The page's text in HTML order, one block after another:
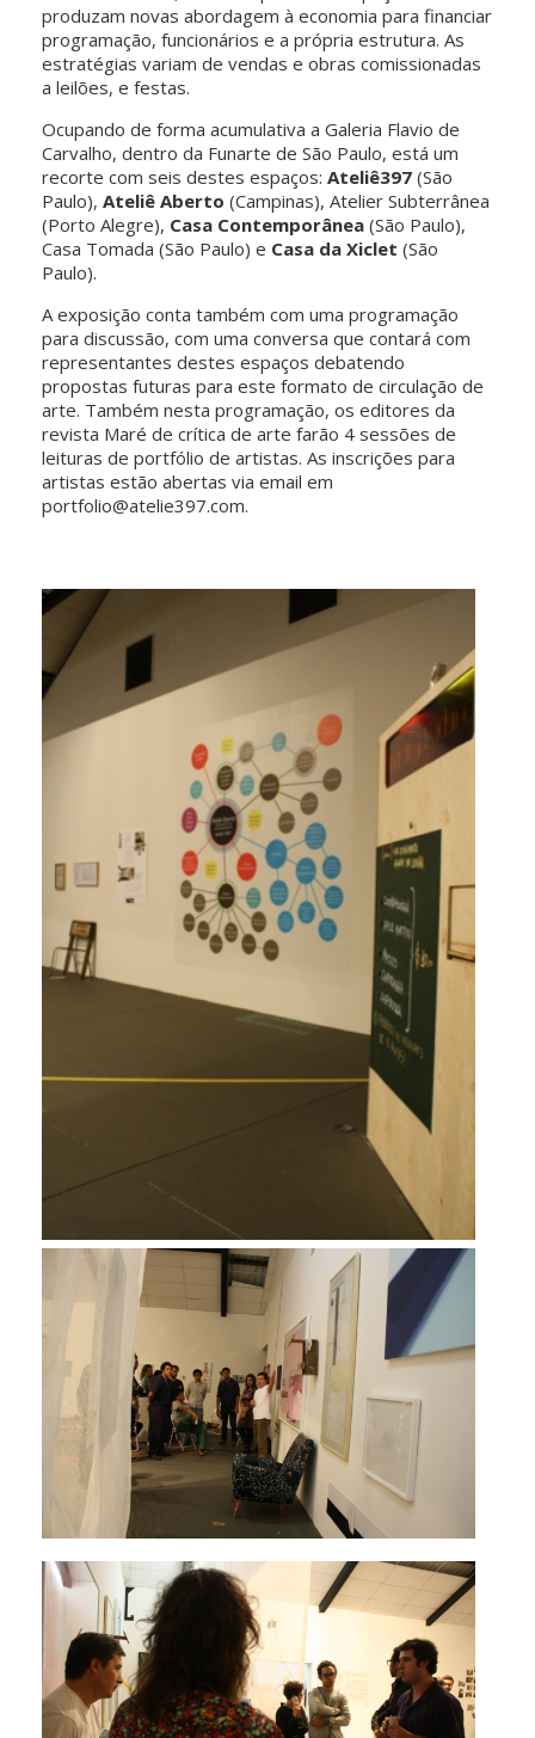
produzam novas abordagem à economia para financiar
programação, funcionários e a própria estrutura. As
estratégias variam de vendas e obras comissionadas
a leilões, e festas.
Ocupando de forma acumulativa a Galeria Flavio de
Carvalho, dentro da Funarte de São Paulo, está um
recorte com seis destes espaços: Ateliê397 (São
Paulo), Ateliê Aberto (Campinas), Atelier Subterrânea
(Porto Alegre), Casa Contemporânea (São Paulo),
Casa Tomada (São Paulo) e Casa da Xiclet (São
Paulo).
A exposição conta também com uma programação
para discussão, com uma conversa que contará com
representantes destes espaços debatendo
propostas futuras para este formato de circulação de
arte. Também nesta programação, os editores da
revista Maré de crítica de arte farão 4 sessões de
leituras de portfólio de artistas. As inscrições para
artistas estão abertas via email em
portfolio@atelie397.com.